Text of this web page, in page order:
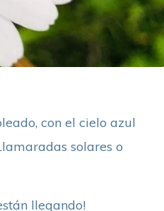
con el cielo azul
solares o
llegando!